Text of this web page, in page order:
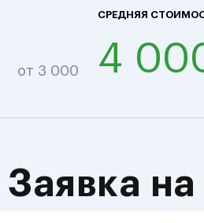
СРЕДНЯЯ
от 3 000 4
Заявка